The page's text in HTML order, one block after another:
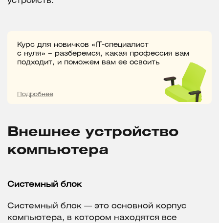
Курс для новичков «IT-специалист
с нуля» – разберемся, какая профессия вам
подходит, и поможем вам ее освоить
Подробнее
Внешнее устройство
компьютера
Системный блок
Системный блок — это основной корпус
компьютера, в котором находятся все